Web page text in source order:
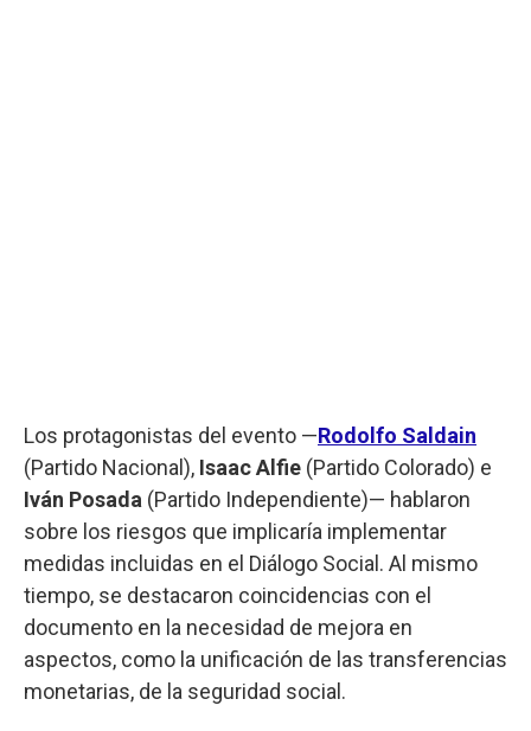
Los protagonistas del evento —Rodolfo Saldain
(Partido Nacional), Isaac Alfie (Partido Colorado) e
Iván Posada (Partido Independiente)— hablaron
sobre los riesgos que implicaría implementar
medidas incluidas en el Diálogo Social. Al mismo
tiempo, se destacaron coincidencias con el
documento en la necesidad de mejora en
aspectos, como la unificación de las transferencias
monetarias, de la seguridad social.